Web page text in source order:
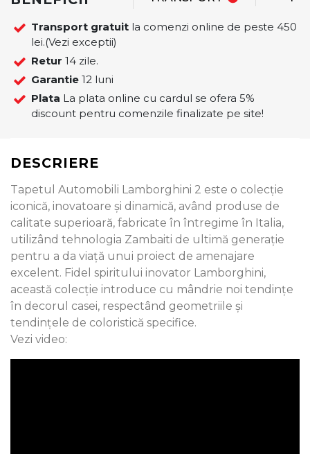
Transport gratuit la comenzi online de peste 450
lei.(Vezi exceptii)
Retur 14 zile.
Garantie 12 luni
Plata La plata online cu cardul se ofera 5%
discount pentru comenzile finalizate pe site!
DESCRIERE
Tapetul Automobili Lamborghini 2 este o colecție
iconică, inovatoare și dinamică, având produse de
calitate superioară, fabricate în întregime în Italia,
utilizând tehnologia Zambaiti de ultimă generație
pentru a da viață unui proiect de amenajare
excelent. Fidel spiritului inovator Lamborghini,
această colecție introduce cu mândrie noi tendințe
în decorul casei, respectând geometriile și
tendințele de coloristică specifice.
Vezi video: